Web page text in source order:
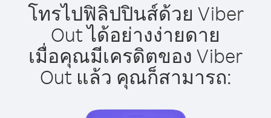
โทรไปฟิลิปปินส์ด้วย Viber
Out ได้อย่างง่ายดาย
เมื่อคุณมีเครดิตของ Viber
Out แล้ว คุณก็สามารถ: